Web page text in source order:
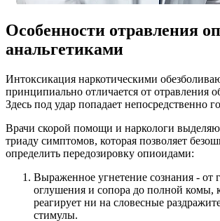
Особенности отравления
анальгетиками
Интоксикация наркотическими
принципиально отличается от
Здесь под удар попадает непосредственно
Врачи скорой помощи и наркологи
триаду симптомов, которая позволяет
определить передозировку опиоидами:
Выраженное угнетение сознания - от
оглушения и сопора до полной комы,
реагирует ни на словесные
стимулы.